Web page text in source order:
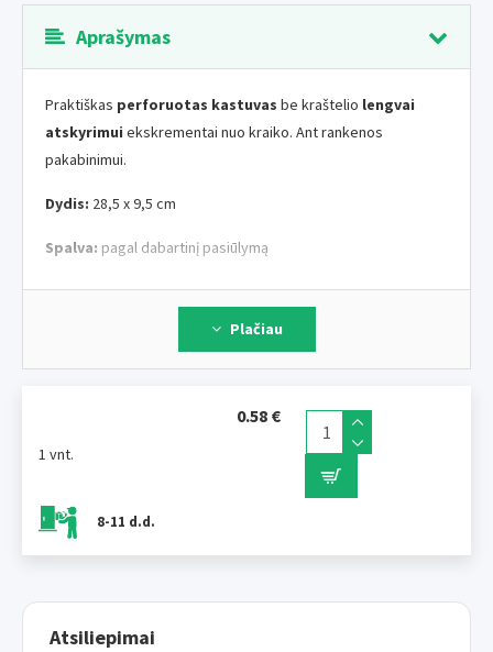
1 vnt.
8-11 d.d.
0.58 €
Aprašymas
Praktiškas perforuotas kastuvas be kraštelio lengvai
atskyrimui ekskrementai nuo kraiko. Ant rankenos
pakabinimui.
Dydis: 28,5 x 9,5 cm
Spalva: pagal dabartinį pasiūlymą
Plačiau
Atsiliepimai